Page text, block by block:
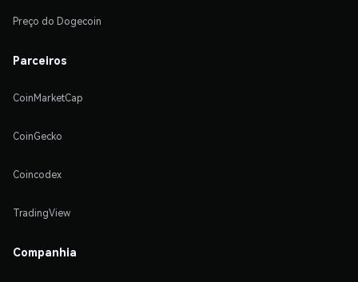
Preço do Dogecoin
Parceiros
CoinMarketCap
CoinGecko
Coincodex
TradingView
Companhia